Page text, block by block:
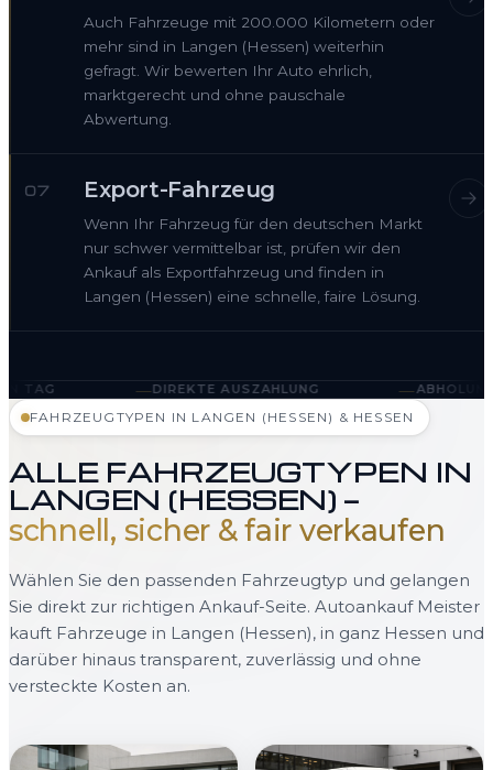
Auch Fahrzeuge mit 200.000 Kilometern oder
mehr sind in Langen (Hessen) weiterhin
gefragt. Wir bewerten Ihr Auto ehrlich,
marktgerecht und ohne pauschale
Abwertung.
07 Export-Fahrzeug
Wenn Ihr Fahrzeug für den deutschen Markt
nur schwer vermittelbar ist, prüfen wir den
Ankauf als Exportfahrzeug und finden in
Langen (Hessen) eine schnelle, faire Lösung.
DIREKTE AUSZAHLUNG —ABHOLUNG IN LANGEN
FAHRZEUGTYPEN IN LANGEN (HESSEN) & HESSEN
ALLE FAHRZEUGTYPEN IN
LANGEN (HESSEN) —
schnell, sicher & fair verkaufen
Wählen Sie den passenden Fahrzeugtyp und gelangen
Sie direkt zur richtigen Ankauf-Seite. Autoankauf Meister
kauft Fahrzeuge in Langen (Hessen), in ganz Hessen und
darüber hinaus transparent, zuverlässig und ohne
versteckte Kosten an.